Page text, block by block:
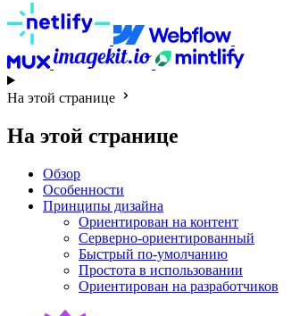
На этой странице
На этой странице
Обзор
Особенности
Принципы дизайна
Ориентирован на контент
Серверно-ориентированный
Быстрый по-умолчанию
Простота в использовании
Ориентирован на разработчиков